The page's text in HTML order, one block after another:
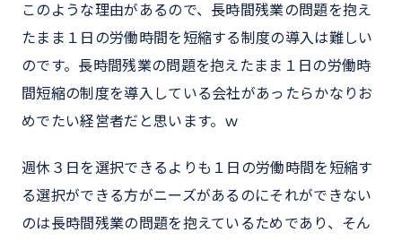
このような理由があるので、長時間残業の問題を抱え
たまま１日の労働時間を短縮する制度の導入は難しい
のです。長時間残業の問題を抱えたまま１日の労働時
間短縮の制度を導入している会社があったらかなりお
めでたい経営者だと思います。ｗ
週休３日を選択できるよりも１日の労働時間を短縮す
る選択ができる方がニーズがあるのにそれができない
のは長時間残業の問題を抱えているためであり、そん